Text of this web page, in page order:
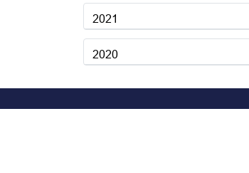
2021
2020